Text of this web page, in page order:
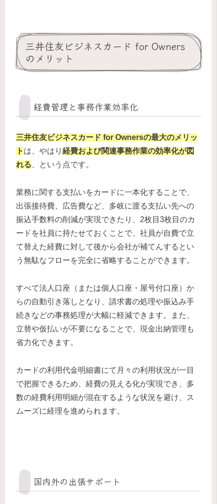
三井住友ビジネスカード for Owners
のメリット
経費管理と事務作業効率化
三井住友ビジネスカード for Ownersの最大のメリッ
ト は、やはり 経費および関連事務作業の効率化が図
れる 、という点です。
業務に関する支払いをカードに一本化することで、
出張接待費、広告費など、多岐に渡る支払い先への
振込手数料の削減が実現できたり、2枚目3枚目のカ
ードを社員に持たせておくことで、社員が自費で立
て替えた経費に対して後から会社が補てんするとい
う無駄なフローを完全に省略することができます。
すべて法人口座（または個人口座・屋号付口座）か
らの自動引き落しとなり、請求書の処理や振込み手
続きなどの事務処理が大幅に軽減できます。また、
立替や仮払いが不要になることで、現金出納管理も
省力化できます。
カードの利用代金明細書にて月々の利用状況が一目
で把握できるため、経費の見える化が実現でき、多
数の経費利用明細が混在するような状況を避け、ス
ムーズに経理を進められます。
国内外の出張サポート